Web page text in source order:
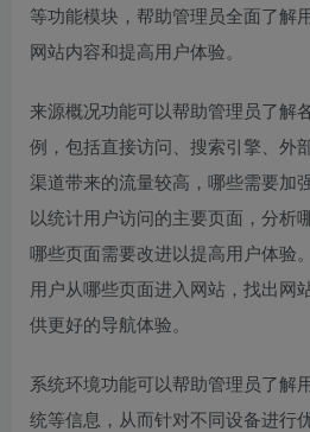
等功能模块，帮助管理员全面了解
网站内容和提高用户体验。
来源概况功能可以帮助管理员了解
例，包括直接访问、搜索引擎、外
渠道带来的流量较高，哪些需要加
以统计用户访问的主要页面，分析
哪些页面需要改进以提高用户体验
用户从哪些页面进入网站，找出网
供更好的导航体验。
系统环境功能可以帮助管理员了解
统等信息，从而针对不同设备进行